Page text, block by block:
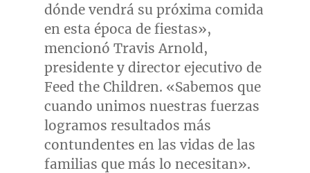
dónde vendrá su próxima comida
en esta época de fiestas»,
mencionó Travis Arnold,
presidente y director ejecutivo de
Feed the Children. «Sabemos que
cuando unimos nuestras fuerzas
logramos resultados más
contundentes en las vidas de las
familias que más lo necesitan».